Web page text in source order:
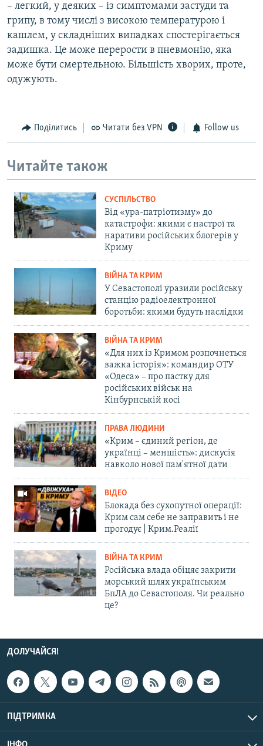
– легкий, у деяких – із симптомами застуди та
грипу, в тому числі з високою температурою і
кашлем, у складніших випадках спостерігається
задишка. Це може перерости в пневмонію, яка
може бути смертельною. Більшість хворих, проте,
одужують.
Поділитись Читати без VPN Follow us
Читайте також
СУСПІЛЬСТВО
Від «ура-патріотизму» до
катастрофи: якими є настрої та
наративи російських блогерів у
Криму
ВІЙНА ТА КРИМ
У Севастополі уразили російську
станцію радіоелектронної
боротьби: якими будуть наслідки
ВІЙНА ТА КРИМ
«Для них із Кримом розпочнеться
важка історія»: командир ОТУ
«Одеса» – про пастку для
російських військ на
Кінбурнській косі
ПРАВА ЛЮДИНИ
«Крим – єдиний регіон, де
українці – меншість»: дискусія
навколо нової пам'ятної дати
ВІДЕО
Блокада без сухопутної операції:
Крим сам себе не заправить і не
прогодує | Крим.Реалії
ВІЙНА ТА КРИМ
Російська влада обіцяє закрити
морський шлях українським
БпЛА до Севастополя. Чи реально
це?
ДОЛУЧАЙСЯ!
ПІДТРИМКА